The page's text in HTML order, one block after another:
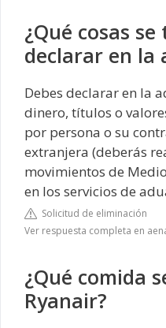
¿Qué cosas
declarar en la
Debes declarar en la
dinero, títulos o
por persona o su
extranjera (deberás
movimientos de
en los servicios de
Solicitud de eliminación
Ver respuesta completa en
¿Qué comida
Ryanair?